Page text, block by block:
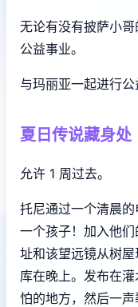
无论有没有披萨小
公益事业。
与玛丽亚一起进行公
夏日传说藏身处
允许 1 周过去。
托尼通过一个清晨
一个孩子！加入他
址和该望远镜从树
库在晚上。发布在
怕的地方，然后一